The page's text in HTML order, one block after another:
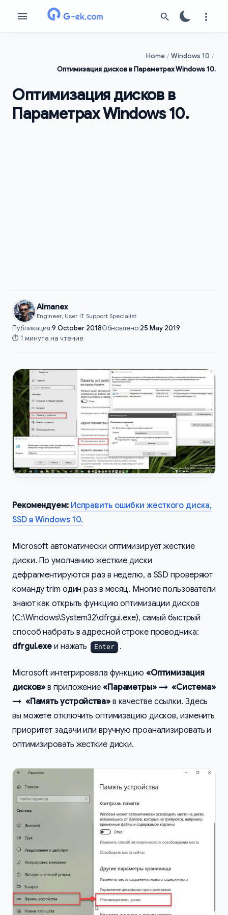
Home
Windows 10
Оптимизация дисков в Параметрах Windows 10.
Оптимизация дисков в
Параметрах Windows 10.
Almanex
Engineer, User IT Support Specialist
Публикация:9 October 2018Обновлено:25 May 2019
⏱️ 1 минута на чтение
Рекомендуем: Исправить ошибки жесткого диска,
SSD в Windows 10.
Microsoft автоматически оптимизирует жесткие
диски. По умолчанию жесткие диски
дефрагментируются раз в неделю, а SSD проверяют
команду trim один раз в месяц. Многие пользователи
знают как открыть функцию оптимизации дисков
(C:\Windows\System32\dfrgui.exe), самый быстрый
способ набрать в адресной строке проводника:
dfrgui.exe и нажать Enter .
Microsoft интегрировала функцию «Оптимизация
дисков» в приложение «Параметры» → «Система»
→ «Память устройства»в качестве ссылки. Здесь
вы можете отключить оптимизацию дисков, изменить
приоритет задачи или вручную проанализировать и
оптимизировать жесткие диски.